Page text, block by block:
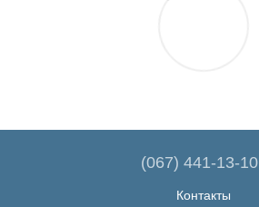
(067) 441-13-10
Контакты